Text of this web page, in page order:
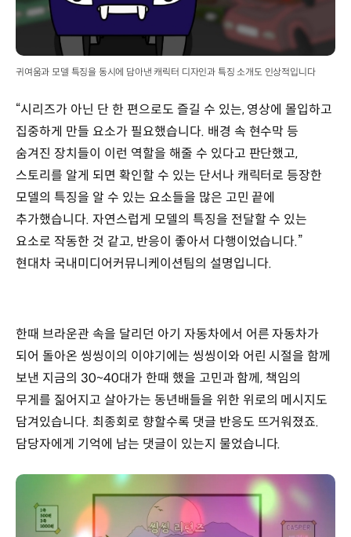
귀여움과 모델 특징을 동시에 담아낸 캐릭터 디자인과 특징 소개도 인상적입니다
“시리즈가 아닌 단 한 편으로도 즐길 수 있는, 영상에 몰입하고
집중하게 만들 요소가 필요했습니다. 배경 속 현수막 등
숨겨진 장치들이 이런 역할을 해줄 수 있다고 판단했고,
스토리를 알게 되면 확인할 수 있는 단서나 캐릭터로 등장한
모델의 특징을 알 수 있는 요소들을 많은 고민 끝에
추가했습니다. 자연스럽게 모델의 특징을 전달할 수 있는
요소로 작동한 것 같고, 반응이 좋아서 다행이었습니다.”
현대차 국내미디어커뮤니케이션팀의 설명입니다.
한때 브라운관 속을 달리던 아기 자동차에서 어른 자동차가
되어 돌아온 씽씽이의 이야기에는 씽씽이와 어린 시절을 함께
보낸 지금의 30~40대가 한때 했을 고민과 함께, 책임의
무게를 짊어지고 살아가는 동년배들을 위한 위로의 메시지도
담겨있습니다. 최종회로 향할수록 댓글 반응도 뜨거워졌죠.
담당자에게 기억에 남는 댓글이 있는지 물었습니다.